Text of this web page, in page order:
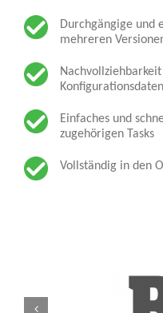
Durchgängige und
mehreren
Konfigurationsdaten
Einfaches und
zugehörigen Tasks
Vollständig in den